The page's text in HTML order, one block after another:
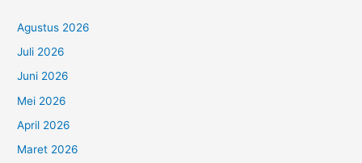
Agustus 2026
Juli 2026
Juni 2026
Mei 2026
April 2026
Maret 2026